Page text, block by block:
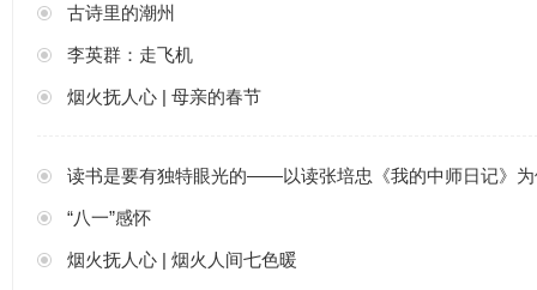
古诗里的潮州
李英群：走飞机
烟火抚人心 | 母亲的春节
读书是要有独特眼光的——以读张培忠《我的中师日记》
“八一”感怀
烟火抚人心 | 烟火人间七色暖